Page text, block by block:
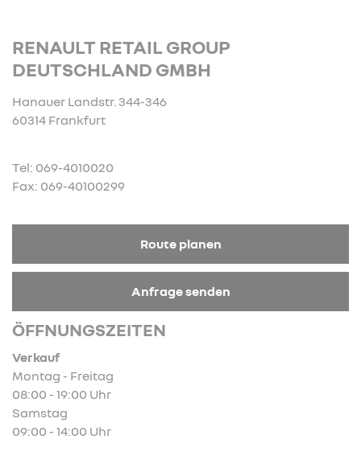
RENAULT RETAIL GROUP
DEUTSCHLAND GMBH
Hanauer Landstr. 344-346
60314 Frankfurt
Tel: 069-4010020
Fax: 069-40100299
Route planen
Anfrage senden
ÖFFNUNGSZEITEN
Verkauf
Montag - Freitag
08:00 - 19:00 Uhr
Samstag
09:00 - 14:00 Uhr